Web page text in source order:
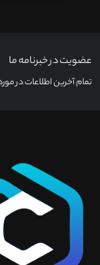
عضویت در خبرنامه ما
تمام آخرین اطلاعات در